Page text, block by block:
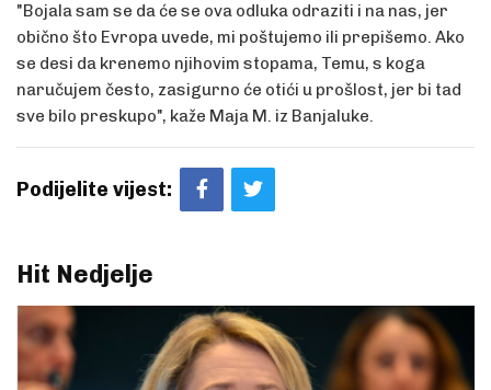
"Bojala sam se da će se ova odluka odraziti i na nas, jer
obično što Evropa uvede, mi poštujemo ili prepišemo. Ako
se desi da krenemo njihovim stopama, Temu, s koga
naručujem često, zasigurno će otići u prošlost, jer bi tad
sve bilo preskupo", kaže Maja M. iz Banjaluke.
Podijelite vijest:
Hit Nedjelje